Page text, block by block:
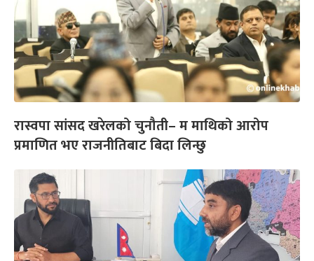
रास्वपा सांसद खरेलको चुनौती– म माथिको आरोप
प्रमाणित भए राजनीतिबाट बिदा लिन्छु